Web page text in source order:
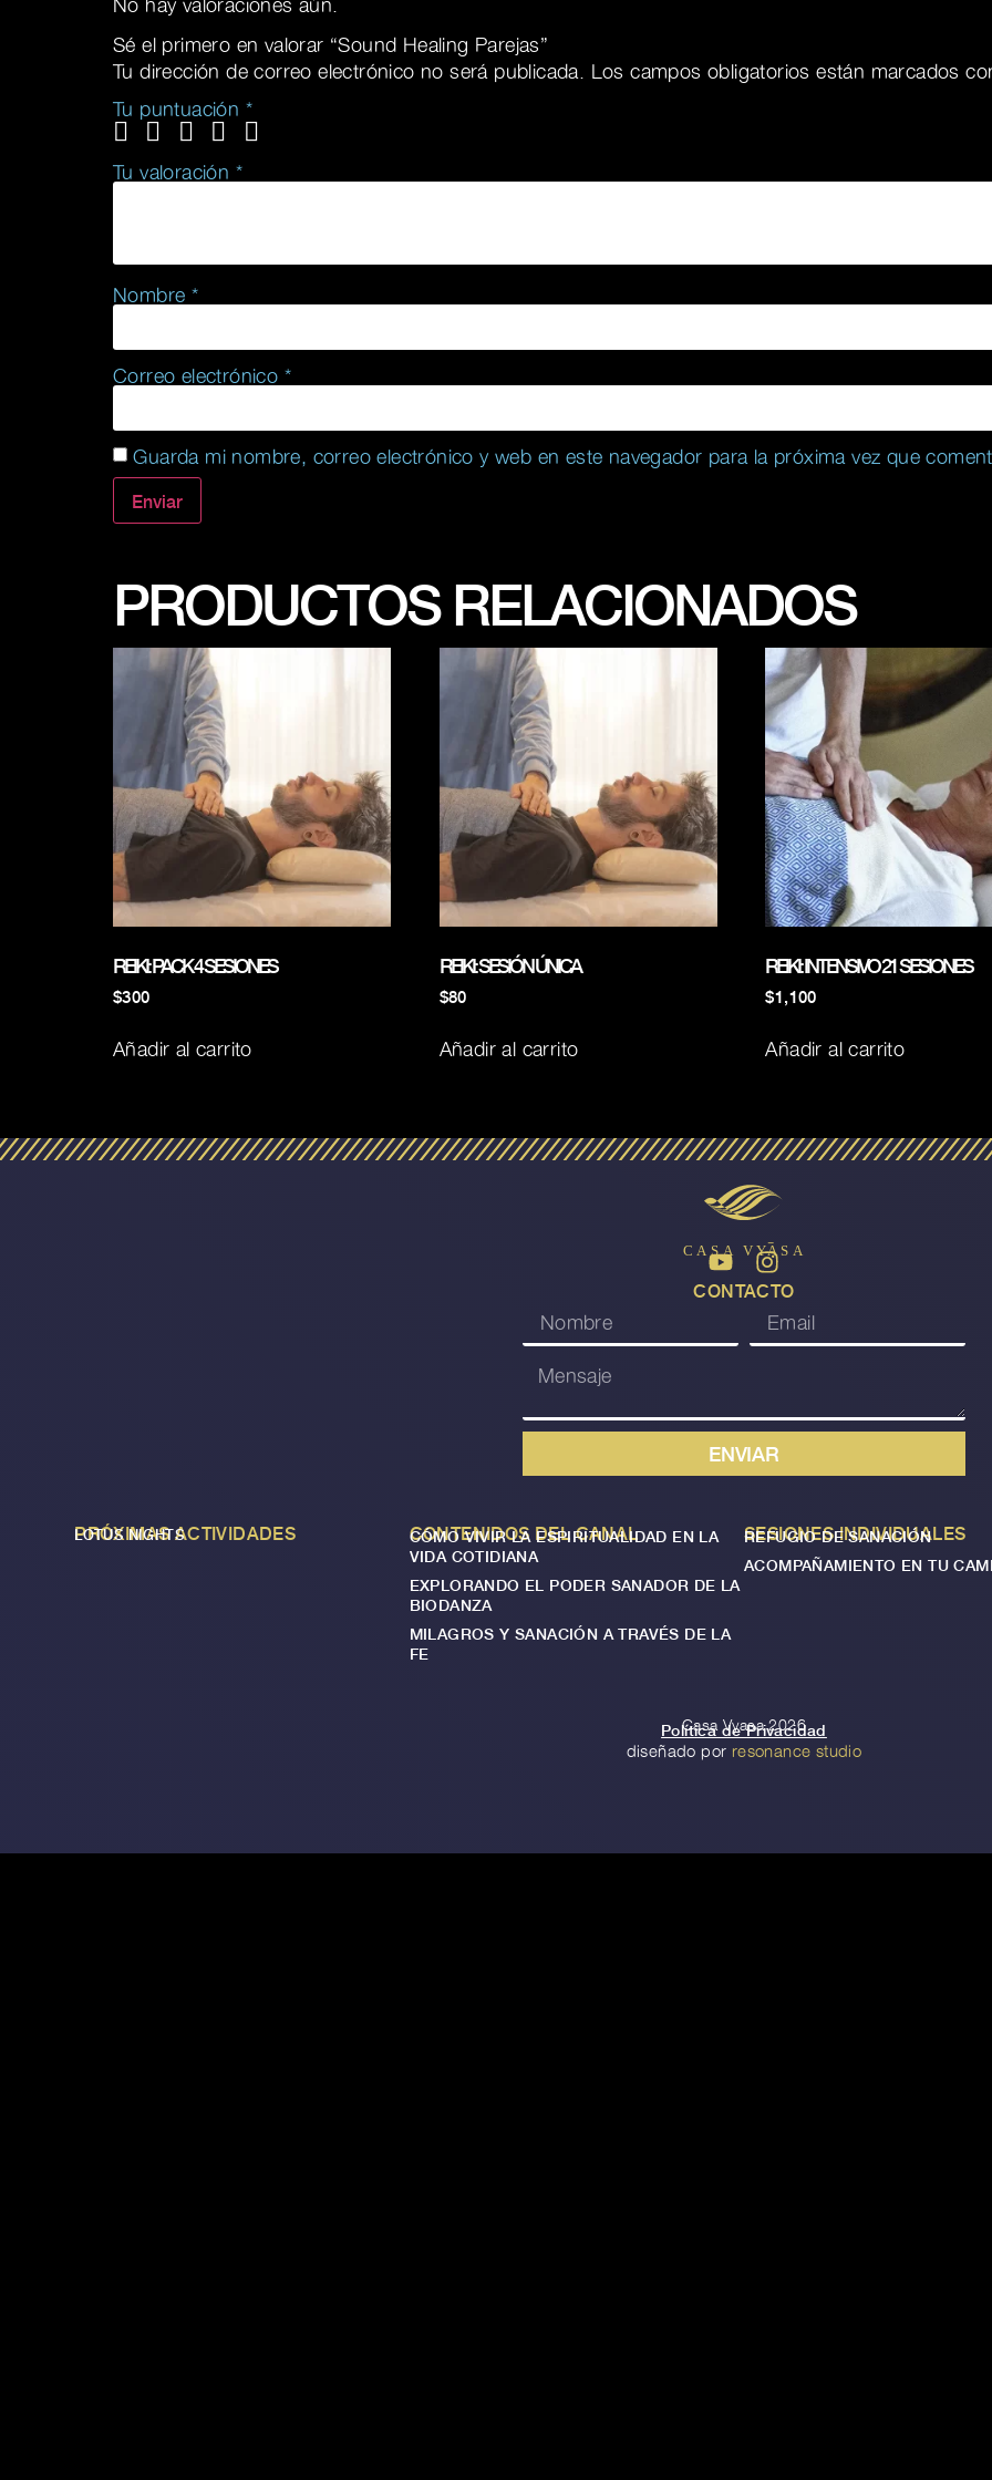
Sé el primero en valorar “Sound Healing Parejas”
Tu dirección de correo electrónico no será publicada. Los campos obligatorios están marcados
Tu puntuación *
Tu valoración *
Nombre *
Correo electrónico *
Guarda mi nombre, correo electrónico y web en este navegador para la próxima vez que
PRODUCTOS RELACIONADOS
REIKI: PACK 4 SESIONES
$300
Añadir al carrito
REIKI: SESIÓN ÚNICA
$80
Añadir al carrito
REIKI: INTENSIVO 21 SESIONES
$1,100
Añadir al carrito
CA S A V YA S A
CONTACTO
ENVIAR
PRÓXIMAS ACTIVIDADES
LOTUS NIGHTS CONTENIDOS DEL CANAL
CÓMO VIVIR LA ESPIRITUALIDAD EN LA
VIDA COTIDIANA
EXPLORANDO EL PODER SANADOR DE LA
BIODANZA
MILAGROS Y SANACIÓN A TRAVÉS DE LA
FE
SESIONES INDIVIDUALES
REFUGIO DE SANACIÓN
ACOMPAÑAMIENTO EN TU
Casa Vyasa 2026
Política de Privacidad
diseñado por resonance studio